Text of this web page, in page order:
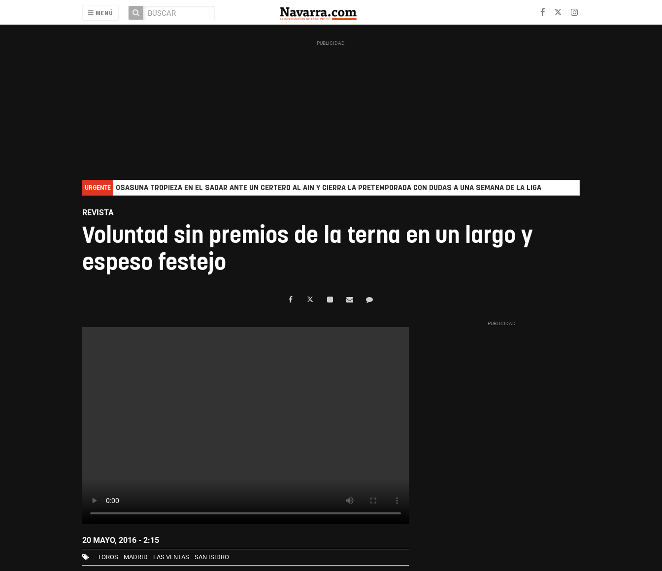
MENÚ
URGENTE OSASUNA TROPIEZA EN EL SADAR ANTE UN CERTERO AL AIN Y CIERRA LA PRETEMPORADA CON DUDAS A UNA SEMANA DE LA LIGA
REVISTA
Voluntad sin premios de la terna en un largo y
espeso festejo
20 MAYO, 2016 - 2:15
TOROS MADRID LAS VENTAS SAN ISIDRO